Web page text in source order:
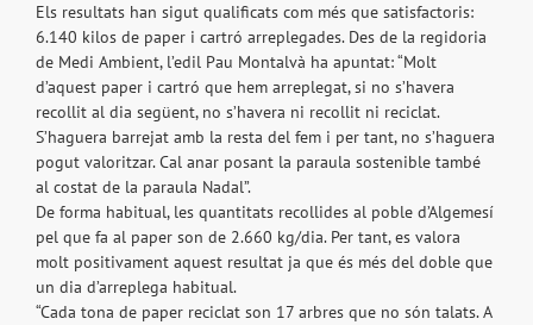
Els resultats han sigut qualificats com més que satisfactoris:
6.140 kilos de paper i cartró arreplegades. Des de la regidoria
de Medi Ambient, l’edil Pau Montalvà ha apuntat: “Molt
d’aquest paper i cartró que hem arreplegat, si no s’havera
recollit al dia següent, no s’havera ni recollit ni reciclat.
S’haguera barrejat amb la resta del fem i per tant, no s’haguera
pogut valoritzar. Cal anar posant la paraula sostenible també
al costat de la paraula Nadal”.
De forma habitual, les quantitats recollides al poble d’Algemesí
pel que fa al paper son de 2.660 kg/dia. Per tant, es valora
molt positivament aquest resultat ja que és més del doble que
un dia d’arreplega habitual.
“Cada tona de paper reciclat son 17 arbres que no són talats. A